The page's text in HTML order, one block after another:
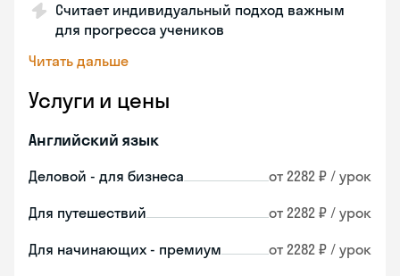
Считает индивидуальный подход важным
для прогресса учеников
Читать дальше
Услуги и цены
Английский язык
Деловой - для бизнеса от 2282 ₽ / урок
Для путешествий от 2282 ₽ / урок
Для начинающих - премиум от 2282 ₽ / урок